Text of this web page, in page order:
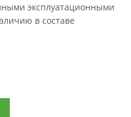
эксплуатационными
в составе